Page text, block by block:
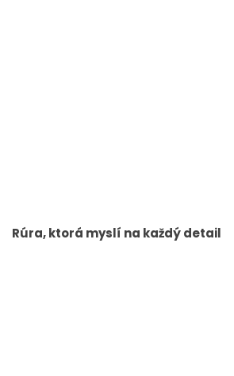
Rúra, ktorá myslí na každý detail